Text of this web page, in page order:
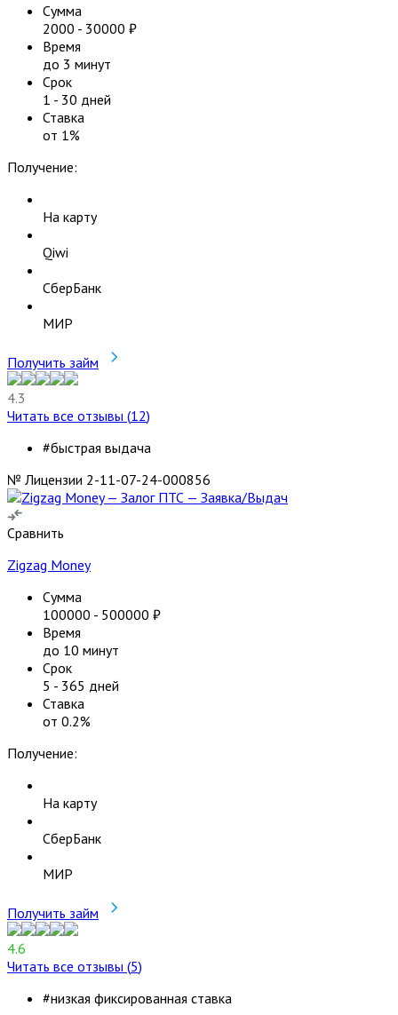
Сумма
2000 - 30000 ₽
Время
до 3 минут
Срок
1 - 30 дней
Ставка
от 1%
Получение:
На карту
Qiwi
СберБанк
МИР
Получить займ
4.3
Читать все отзывы (12)
#быстрая выдача
№ Лицензии 2-11-07-24-000856
Сравнить
Zigzag Money
Сумма
100000 - 500000 ₽
Время
до 10 минут
Срок
5 - 365 дней
Ставка
от 0.2%
Получение:
На карту
СберБанк
МИР
Получить займ
4.6
Читать все отзывы (5)
#низкая фиксированная ставка